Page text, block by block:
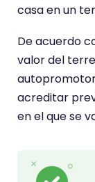
casa en un
De acuerdo
valor del
acreditar
en el que se